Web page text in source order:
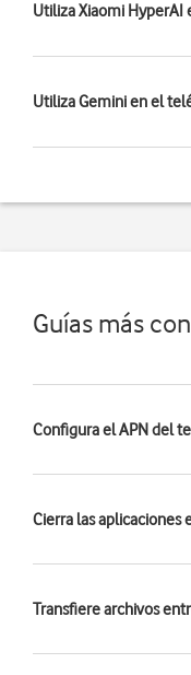
Utiliza Xiaomi HyperAI
Utiliza Gemini en el
Guías más
Configura el APN del
Cierra las aplicaciones
Transfiere archivos